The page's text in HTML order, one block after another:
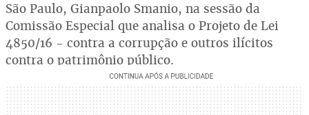
São Paulo, Gianpaolo Smanio, na sessão da
Comissão Especial que analisa o Projeto de Lei
4850/16 - contra a corrupção e outros ilícitos
contra o patrimônio público.